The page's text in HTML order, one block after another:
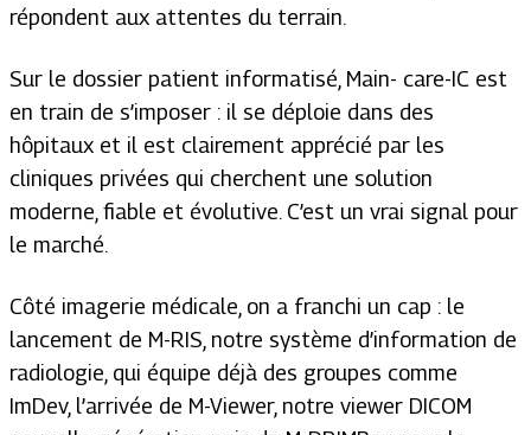
répondent aux attentes du terrain.
Sur le dossier patient informatisé, Main- care-IC est
en train de s’imposer : il se déploie dans des
hôpitaux et il est clairement apprécié par les
cliniques privées qui cherchent une solution
moderne, fiable et évolutive. C’est un vrai signal pour
le marché.
Côté imagerie médicale, on a franchi un cap : le
lancement de M-RIS, notre système d’information de
radiologie, qui équipe déjà des groupes comme
ImDev, l’arrivée de M-Viewer, notre viewer DICOM